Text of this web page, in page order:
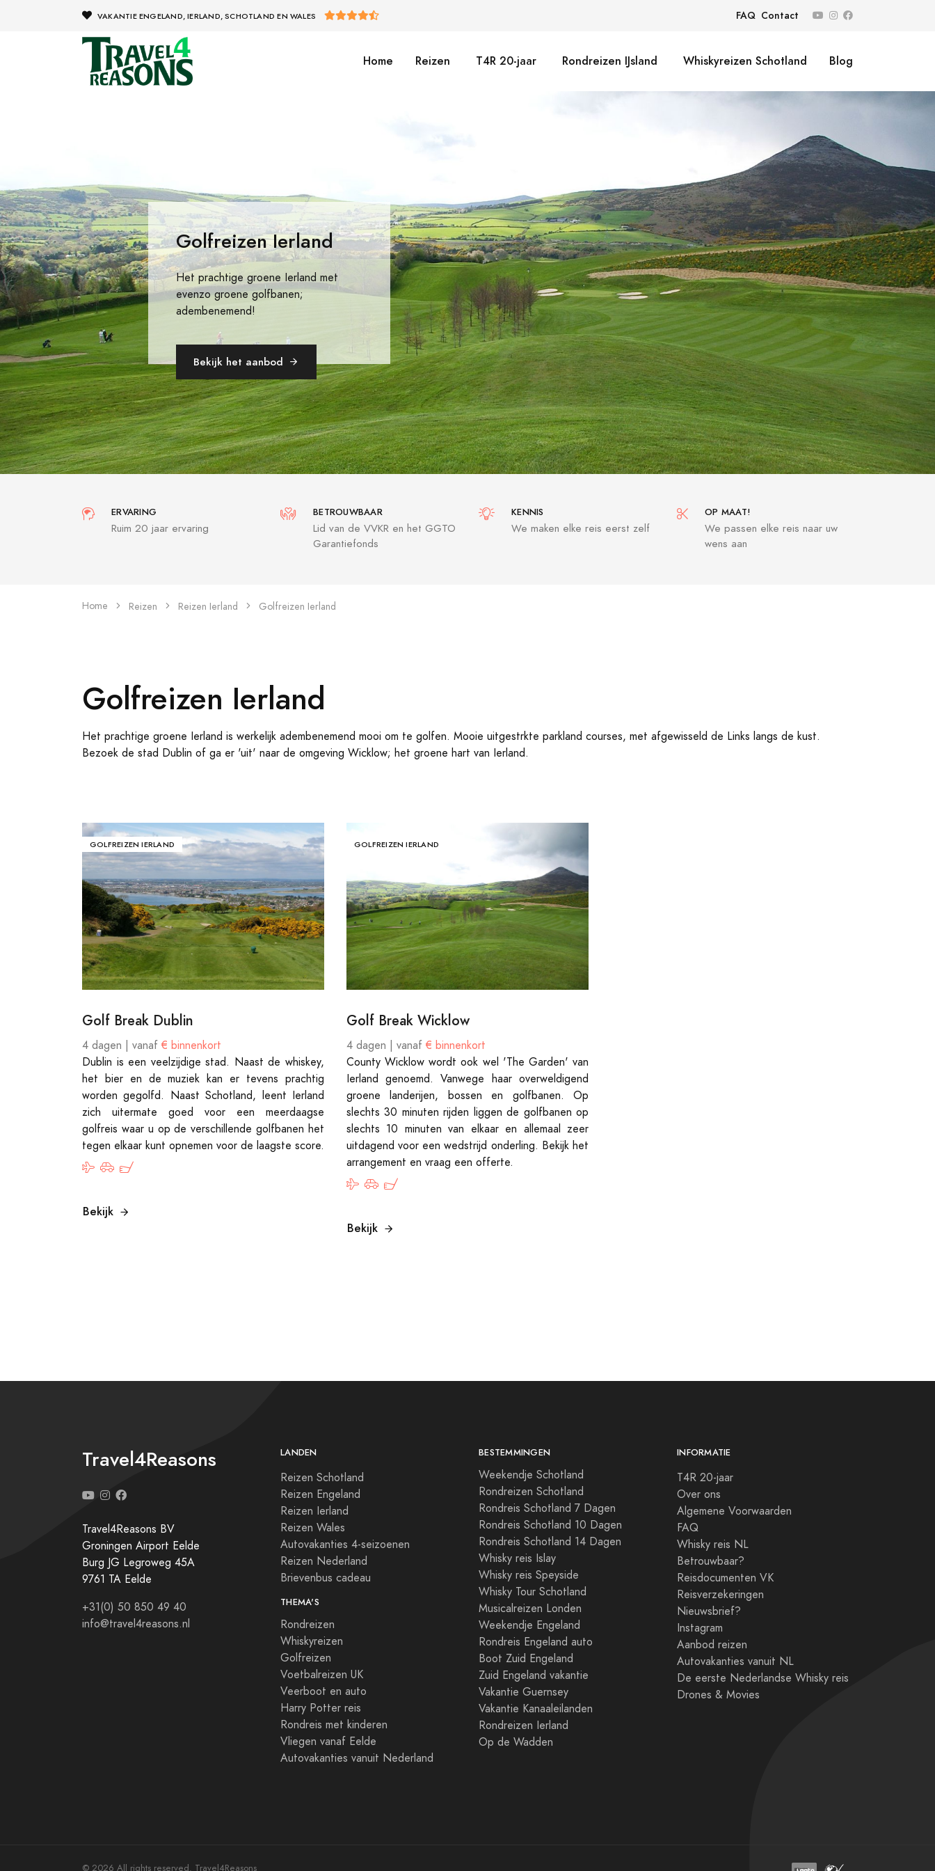
VAKANTIE ENGELAND, IERLAND, SCHOTLAND EN WALES FAQ Contact
Home Reizen T4R 20-jaar Rondreizen IJsland Whiskyreizen Schotland Blog
Golfreizen Ierland
Het prachtige groene Ierland met
evenzo groene golfbanen;
adembenemend!
Bekijk het aanbod
ERVARING
Ruim 20 jaar ervaring
BETROUWBAAR
Lid van de VVKR en het GGTO
Garantiefonds
KENNIS
We maken elke reis eerst zelf
OP MAAT!
We passen elke reis naar uw
wens aan
Home Reizen Reizen Ierland Golfreizen Ierland
Golfreizen Ierland
Het prachtige groene Ierland is werkelijk adembenemend mooi om te golfen. Mooie uitgestrkte parkland courses, met afgewisseld de Links langs de kust.
Bezoek de stad Dublin of ga er 'uit' naar de omgeving Wicklow; het groene hart van Ierland.
GOLFREIZEN IERLAND
Golf Break Dublin
4 dagen | vanaf € binnenkort
Dublin is een veelzijdige stad. Naast de whiskey,
het bier en de muziek kan er tevens prachtig
worden gegolfd. Naast Schotland, leent Ierland
zich uitermate goed voor een meerdaagse
golfreis waar u op de verschillende golfbanen het
tegen elkaar kunt opnemen voor de laagste score.
Bekijk
GOLFREIZEN IERLAND
Golf Break Wicklow
4 dagen | vanaf € binnenkort
County Wicklow wordt ook wel 'The Garden' van
Ierland genoemd. Vanwege haar overweldigend
groene landerijen, bossen en golfbanen. Op
slechts 30 minuten rijden liggen de golfbanen op
slechts 10 minuten van elkaar en allemaal zeer
uitdagend voor een wedstrijd onderling. Bekijk het
arrangement en vraag een offerte.
Bekijk
Travel4Reasons
Travel4Reasons BV
Groningen Airport Eelde
Burg JG Legroweg 45A
9761 TA Eelde
+31(0) 50 850 49 40
info@travel4reasons.nl
LANDEN
Reizen Schotland
Reizen Engeland
Reizen Ierland
Reizen Wales
Autovakanties 4-seizoenen
Reizen Nederland
Brievenbus cadeau
THEMA'S
Rondreizen
Whiskyreizen
Golfreizen
Voetbalreizen UK
Veerboot en auto
Harry Potter reis
Rondreis met kinderen
Vliegen vanaf Eelde
Autovakanties vanuit Nederland
BESTEMMINGEN
Weekendje Schotland
Rondreizen Schotland
Rondreis Schotland 7 Dagen
Rondreis Schotland 10 Dagen
Rondreis Schotland 14 Dagen
Whisky reis Islay
Whisky reis Speyside
Whisky Tour Schotland
Musicalreizen Londen
Weekendje Engeland
Rondreis Engeland auto
Boot Zuid Engeland
Zuid Engeland vakantie
Vakantie Guernsey
Vakantie Kanaaleilanden
Rondreizen Ierland
Op de Wadden
INFORMATIE
T4R 20-jaar
Over ons
Algemene Voorwaarden
FAQ
Whisky reis NL
Betrouwbaar?
Reisdocumenten VK
Reisverzekeringen
Nieuwsbrief?
Instagram
Aanbod reizen
Autovakanties vanuit NL
De eerste Nederlandse Whisky reis
Drones & Movies
© 2026 All rights reserved. Travel4Reasons